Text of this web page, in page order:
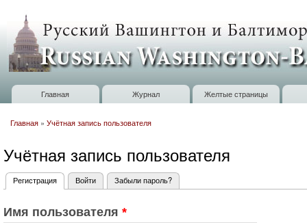
Russian
Washington
Baltimore
Главное меню
Главная Журнал Желтые страницы
Главная » Учётная запись пользователя
Учётная запись пользователя
Главные вкладки
Регистрация (активная вкладка)
Войти Забыли пароль?
Имя пользователя *